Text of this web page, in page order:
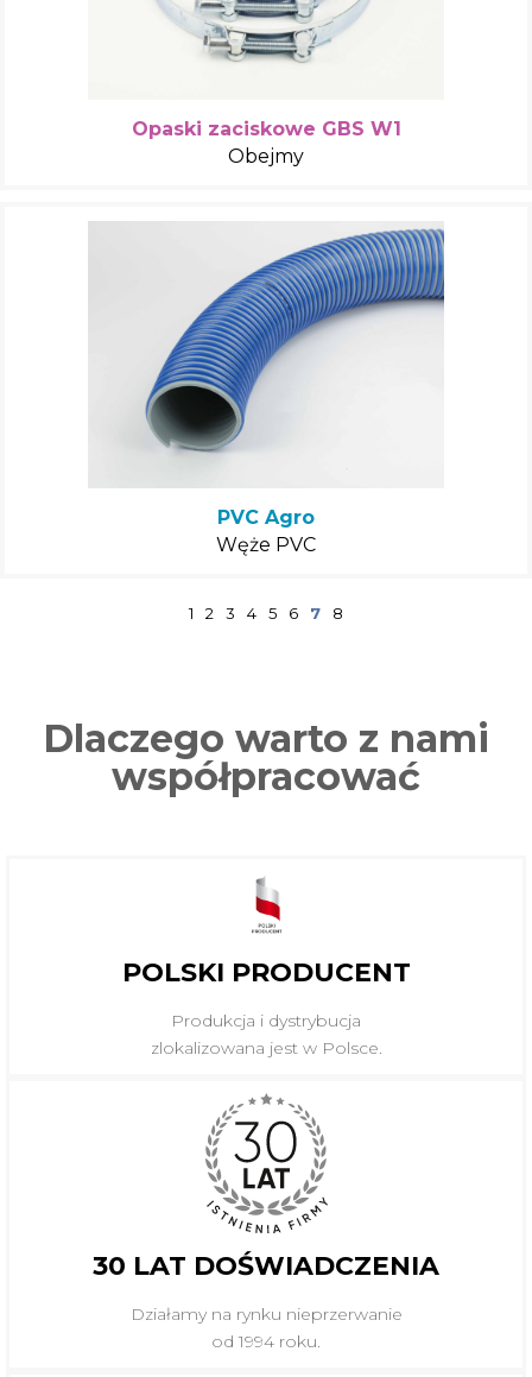
Opaski zaciskowe GBS W1
Obejmy
PVC Agro
Węże PVC
1 2 3 4 5 6 7 8
Dlaczego warto z nami
współpracować
POLSKI PRODUCENT
Produkcja i dystrybucja
zlokalizowana jest w Polsce.
30 LAT DOŚWIADCZENIA
Działamy na rynku nieprzerwanie
od 1994 roku.